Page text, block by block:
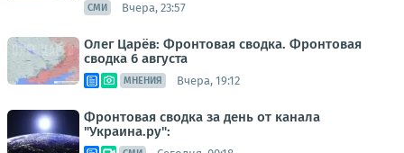
СМИ Вчера, 23:57
Олег Царёв: Фронтовая сводка. Фронтовая
сводка 6 августа
МНЕНИЯ Вчера, 19:12
Фронтовая сводка за день от канала
"Украина.ру":